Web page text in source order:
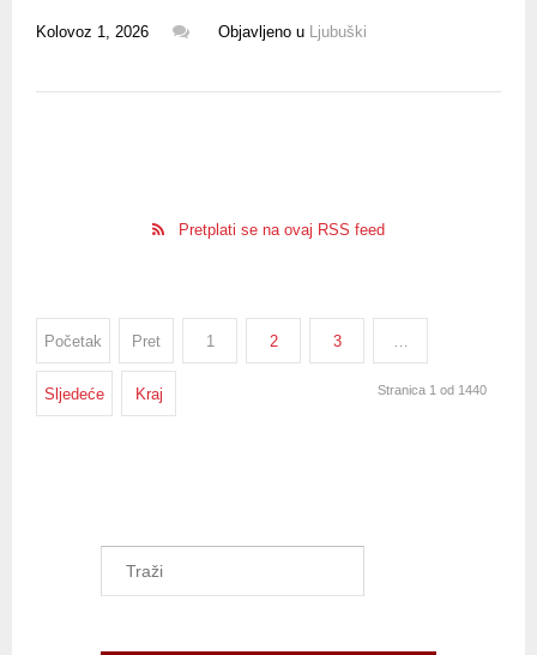
Kolovoz 1, 2026 Objavljeno u Ljubuški
Pretplati se na ovaj RSS feed
Početak Pret 1 2 3
Sljedeće Kraj Stranica 1 od 1440